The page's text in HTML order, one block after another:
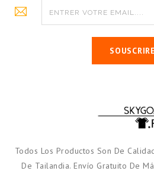
SOUSCRIRE
Todos Los Productos Son De
De Tailandia. Envío Gratuito De